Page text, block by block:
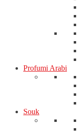
Profumi Arabi
Souk